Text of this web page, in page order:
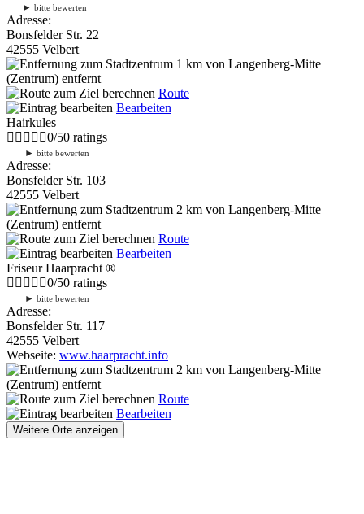
► bitte bewerten
Adresse:
Bonsfelder Str. 22
42555 Velbert
1 km von Langenberg-Mitte
(Zentrum) entfernt
Route
Bearbeiten
Hairkules
0/50 ratings
► bitte bewerten
Adresse:
Bonsfelder Str. 103
42555 Velbert
2 km von Langenberg-Mitte
(Zentrum) entfernt
Route
Bearbeiten
Friseur Haarpracht ®
0/50 ratings
► bitte bewerten
Adresse:
Bonsfelder Str. 117
42555 Velbert
Webseite: www.haarpracht.info
2 km von Langenberg-Mitte
(Zentrum) entfernt
Route
Bearbeiten
Weitere Orte anzeigen